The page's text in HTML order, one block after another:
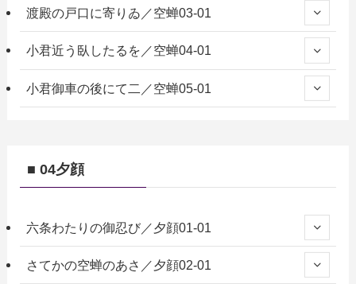
渡殿の戸口に寄りゐ／空蝉03-01
小君近う臥したるを／空蝉04-01
小君御車の後にて二／空蝉05-01
■ 04夕顔
六条わたりの御忍び／夕顔01-01
さてかの空蝉のあさ／夕顔02-01